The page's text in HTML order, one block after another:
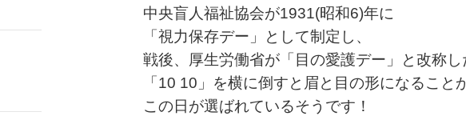
中央盲人福祉協会が1931(昭和6)年に
「視力保存デー」として制定し、
戦後、厚生労働省が「目の愛護デー」と改称し
「10 10」を横に倒すと眉と目の形になること
この日が選ばれているそうです！